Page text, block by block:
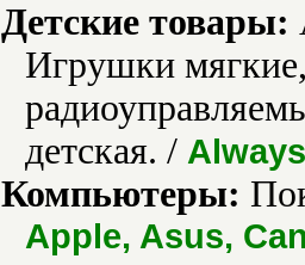
Детские товары:
Игрушки
детская. /
Компьютеры:
Apple, Asus,